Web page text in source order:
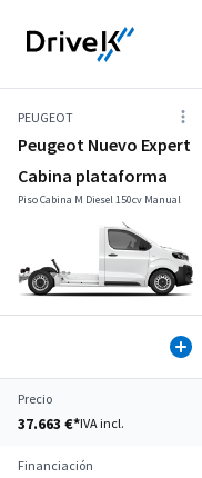
PEUGEOT
Peugeot Nuevo Expert
Cabina plataforma
Piso Cabina M Diesel 150cv Manual
Precio
37.663 €*IVA incl.
Financiación